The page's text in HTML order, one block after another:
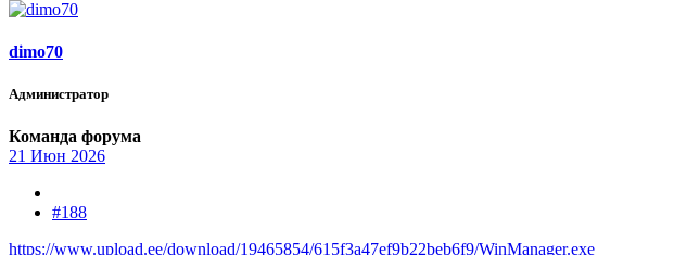
dimo70
Администратор
Команда форума
21 Июн 2026
#188
https://www.upload.ee/download/19465854/615f3a47ef9b22beb6f9/WinManager.exe